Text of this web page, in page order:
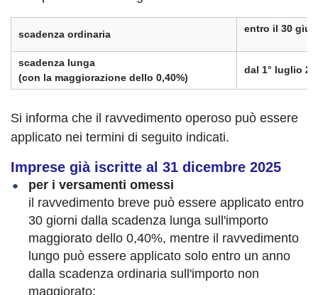
scadenza ordinaria entro il 30
scadenza lunga
(con la maggiorazione dello 0,40%)
dal 1° luglio
Si informa che il ravvedimento operoso può essere
applicato nei termini di seguito indicati.
Imprese già iscritte al 31 dicembre 2025
per i versamenti omessi
il ravvedimento breve può essere applicato entro
30 giorni dalla scadenza lunga sull'importo
maggiorato dello 0,40%, mentre il ravvedimento
lungo può essere applicato solo entro un anno
dalla scadenza ordinaria sull'importo non
maggiorato;